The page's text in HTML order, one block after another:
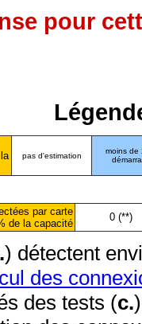
pour
pas d'estimation
moins de
par carte
de la capacité
0 (**)
) détectent
des
des tests (c.